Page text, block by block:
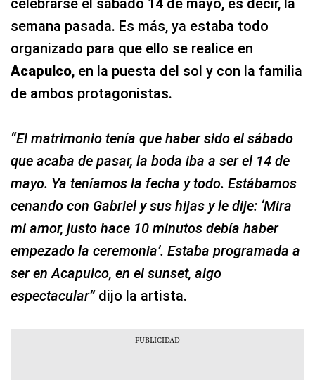
semana pasada. Es más, ya estaba todo
organizado para que ello se realice en
Acapulco, en la puesta del sol y con la familia
de ambos protagonistas.
“El matrimonio tenía que haber sido el sábado
que acaba de pasar, la boda iba a ser el 14 de
mayo. Ya teníamos la fecha y todo. Estábamos
cenando con Gabriel y sus hijas y le dije: ‘Mira
mi amor, justo hace 10 minutos debía haber
empezado la ceremonia’. Estaba programada a
ser en Acapulco, en el sunset, algo
espectacular”dijo la artista.